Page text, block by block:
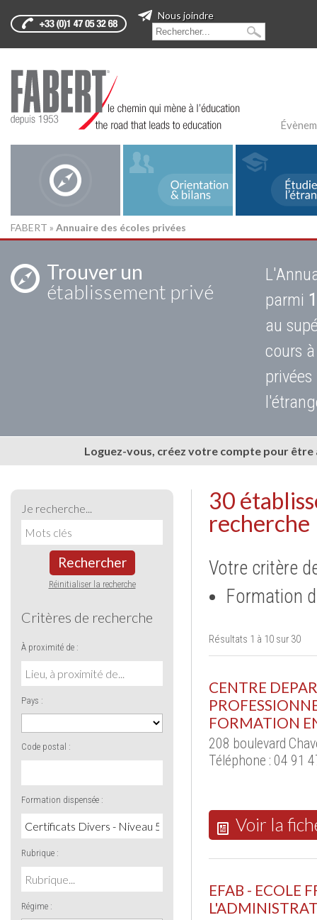
Nous joindre
FABERT » Annuaire des écoles privées
Trouver un
établissement privé
parmi
au
cours
Loguez-vous, créez votre compte pour
Je recherche...
Rechercher
Réinitialiser la recherche
Critères de recherche
À proximité de :
Pays :
Code postal :
Formation dispensée :
Rubrique :
Régime :
30
recherche
Votre critère
Formation
Résultats 1 à 10 sur 30
CENTRE
FORMATION
208 boulevard
Téléphone : 04 91
Voir la
EFAB - ECOLE